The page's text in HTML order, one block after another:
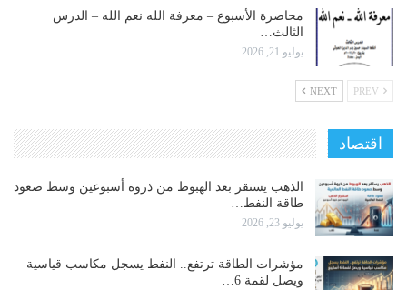
محاضرة الأسبوع – معرفة الله نعم الله – الدرس
الثالث…
يوليو 21, 2026
NEXT
اقتصاد
الذهب يستقر بعد الهبوط من ذروة أسبوعين وسط صعود
طاقة النفط…
يوليو 23, 2026
مؤشرات الطاقة ترتفع.. النفط يسجل مكاسب قياسية
ويصل لقمة 6…